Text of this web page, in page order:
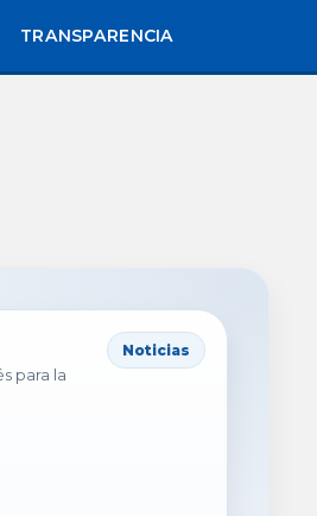
TRANSPARENCIA
para la
Noticias